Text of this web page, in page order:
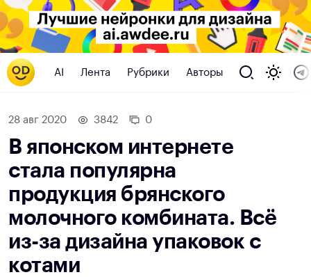
AI Лента Рубрики Авторы
28 авг 2020 3842 0
В японском интернете
стала популярна
продукция брянского
молочного комбината. Всё
из-за дизайна упаковок с
котами